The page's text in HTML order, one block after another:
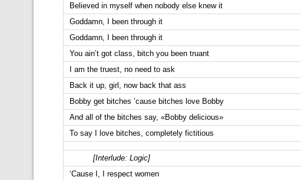
Believed in myself when nobody else knew it
Goddamn, I been through it
Goddamn, I been through it
You ain’t got class, bitch you been truant
I am the truest, no need to ask
Back it up, girl, now back that ass
Bobby get bitches ’cause bitches love Bobby
And all of the bitches say, «Bobby delicious»
To say I love bitches, completely fictitious
[Interlude: Logic]
‘Cause I, I respect women